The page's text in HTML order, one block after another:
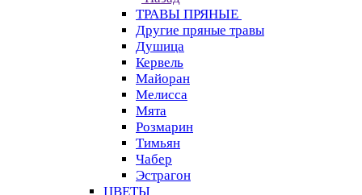
ТРАВЫ ПРЯНЫЕ
Другие пряные травы
Душица
Кервель
Майоран
Мелисса
Мята
Розмарин
Тимьян
Чабер
Эстрагон
ЦВЕТЫ